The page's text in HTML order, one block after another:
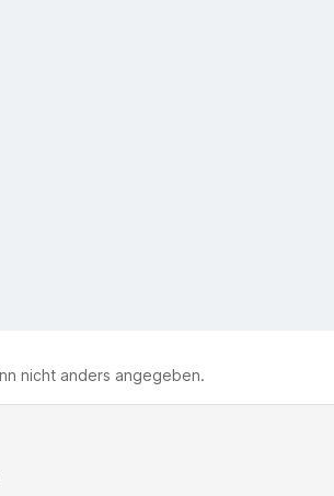
nicht anders angegeben.